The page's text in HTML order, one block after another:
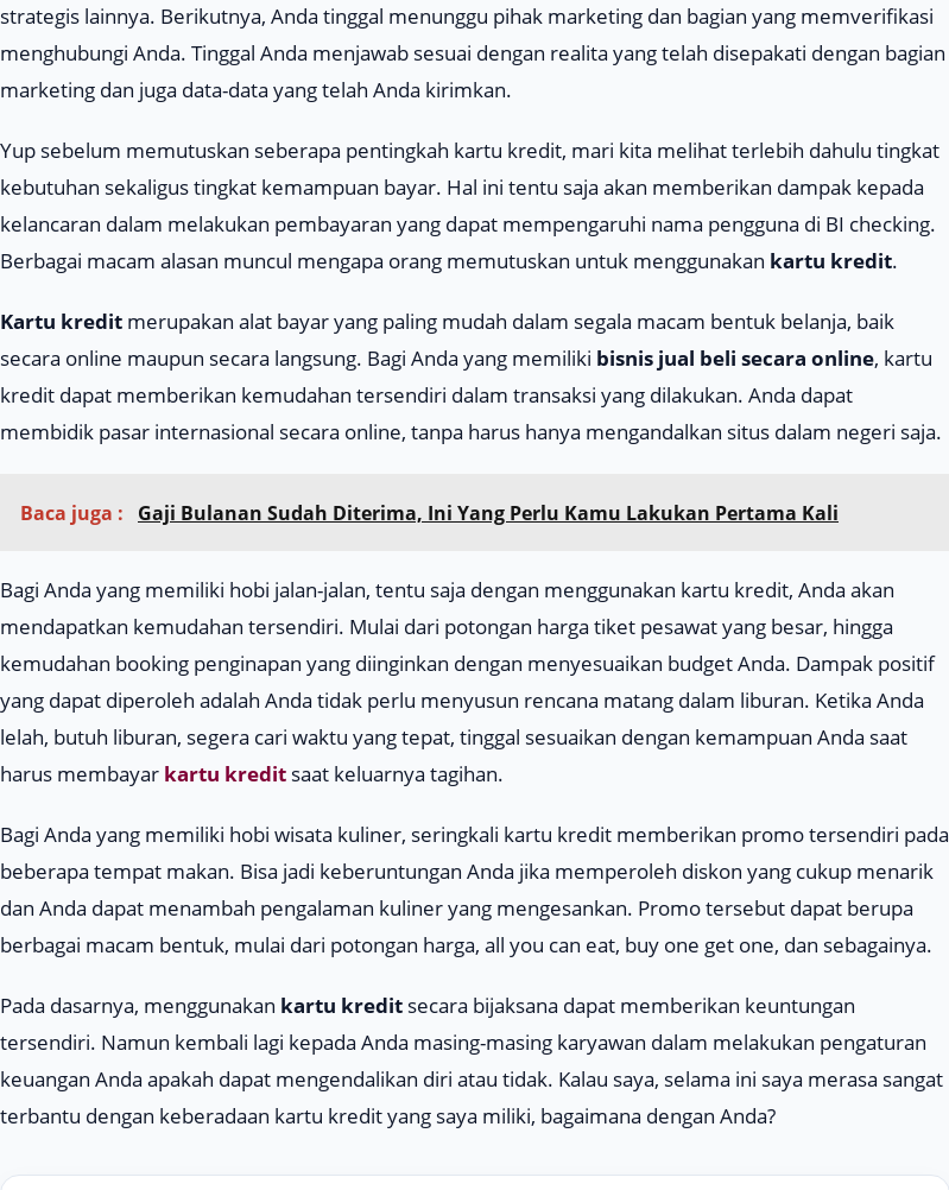
strategis lainnya. Berikutnya, Anda tinggal menunggu pihak marketing dan bagian yang memverifikasi
menghubungi Anda. Tinggal Anda menjawab sesuai dengan realita yang telah disepakati dengan bagian
marketing dan juga data-data yang telah Anda kirimkan.
Yup sebelum memutuskan seberapa pentingkah kartu kredit, mari kita melihat terlebih dahulu tingkat
kebutuhan sekaligus tingkat kemampuan bayar. Hal ini tentu saja akan memberikan dampak kepada
kelancaran dalam melakukan pembayaran yang dapat mempengaruhi nama pengguna di BI checking.
Berbagai macam alasan muncul mengapa orang memutuskan untuk menggunakan kartu kredit.
Kartu kredit merupakan alat bayar yang paling mudah dalam segala macam bentuk belanja, baik
secara online maupun secara langsung. Bagi Anda yang memiliki bisnis jual beli secara online, kartu
kredit dapat memberikan kemudahan tersendiri dalam transaksi yang dilakukan. Anda dapat
membidik pasar internasional secara online, tanpa harus hanya mengandalkan situs dalam negeri saja.
Baca juga : Gaji Bulanan Sudah Diterima, Ini Yang Perlu Kamu Lakukan Pertama Kali
Bagi Anda yang memiliki hobi jalan-jalan, tentu saja dengan menggunakan kartu kredit, Anda akan
mendapatkan kemudahan tersendiri. Mulai dari potongan harga tiket pesawat yang besar, hingga
kemudahan booking penginapan yang diinginkan dengan menyesuaikan budget Anda. Dampak positif
yang dapat diperoleh adalah Anda tidak perlu menyusun rencana matang dalam liburan. Ketika Anda
lelah, butuh liburan, segera cari waktu yang tepat, tinggal sesuaikan dengan kemampuan Anda saat
harus membayar kartu kredit saat keluarnya tagihan.
Bagi Anda yang memiliki hobi wisata kuliner, seringkali kartu kredit memberikan promo tersendiri pada
beberapa tempat makan. Bisa jadi keberuntungan Anda jika memperoleh diskon yang cukup menarik
dan Anda dapat menambah pengalaman kuliner yang mengesankan. Promo tersebut dapat berupa
berbagai macam bentuk, mulai dari potongan harga, all you can eat, buy one get one, dan sebagainya.
Pada dasarnya, menggunakan kartu kredit secara bijaksana dapat memberikan keuntungan
tersendiri. Namun kembali lagi kepada Anda masing-masing karyawan dalam melakukan pengaturan
keuangan Anda apakah dapat mengendalikan diri atau tidak. Kalau saya, selama ini saya merasa sangat
terbantu dengan keberadaan kartu kredit yang saya miliki, bagaimana dengan Anda?